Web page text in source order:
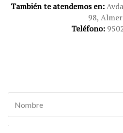
También te atendemos en:
98,
Teléfono: